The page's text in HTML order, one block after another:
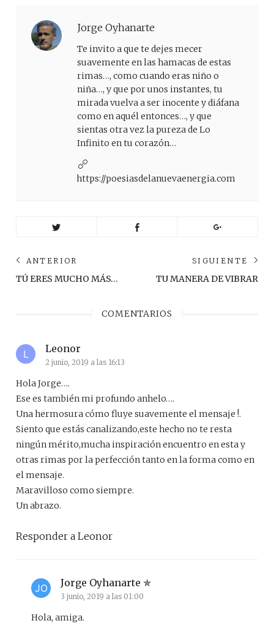
Jorge Oyhanarte
Te invito a que te dejes mecer
suavemente en las hamacas de estas
rimas…, como cuando eras niño o
niña…, y que por unos instantes, tu
mirada vuelva a ser inocente y diáfana
como en aquél entonces…, y que
sientas otra vez la pureza de Lo
Infinito en tu corazón…
https://poesiasdelanuevaenergia.com
Navegación
de
ANTERIOR
Anterior
TÚ ERES MUCHO MÁS…
SIGUIENTE
TU MANERA DE VIBRAR
COMENTARIOS
Leonor
2 junio, 2019 a las 16:13
Hola Jorge….
Ese es también mi profundo anhelo….
Una hermosura cómo fluye suavemente el mensaje !.
Siento que estás canalizando,este hecho no te resta
ningún mérito,mucha inspiración encuentro en esta y
otras rimas por la perfección tanto en la forma como en
el mensaje.
Maravilloso como siempre.
Un abrazo.
Responder a Leonor
Jorge Oyhanarte
3 junio, 2019 a las 01:00
Hola, amiga.